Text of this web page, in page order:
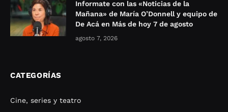
Informate con las «Noticias de la
Mañana» de María O’Donnell y equipo de
De Acá en Más de hoy 7 de agosto
agosto 7, 2026
CATEGORÍAS
Cine, series y teatro